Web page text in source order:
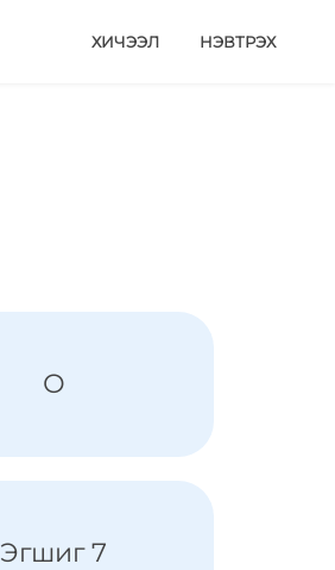
ХИЧЭЭЛ НЭВТРЭХ
О
Эгшиг 7